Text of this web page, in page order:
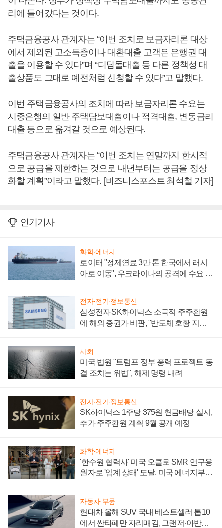
리에 들어갔다는 것이다.
주택금융공사 관계자는 “이번 조치로 보금자리론 대상
에서 제외된 고소득층이나 대환대출 고객은 은행권 대
출을 이용할 수 있다”며 “디딤돌대출 등 다른 정책성 대
출상품도 그대로 예전처럼 신청할 수 있다”고 말했다.
이번 주택금융공사의 조치에 따라 보금자리론 수요는
시중은행의 일반 주택담보대출이나 적격대출, 변동금리
대출 등으로 옮겨갈 것으로 예상된다.
주택금융공사 관계자는 “이번 조치는 연말까지 한시적
으로 공급을 제한하는 것으로 내년부터는 공급을 정상
화할 계획”이라고 말했다. [비즈니스포스트 최석철 기자]
인기기사
화학·에너지
로이터 "정제연료 3만 톤 한국에서 러시
아로 이동", 우크라이나의 공격에 수요 늘
전자·전기·정보통신
삼성전자 SK하이닉스 소극적 주주환원
에 해외 증권가 비판, "반도체 호황 지속
사회
미국 법원 "트럼프 정부 풍력 프로젝트 동
결 조치는 위법", 해제 명령 내려
전자·전기·정보통신
SK하이닉스 1주당 375원 현금배당 실시,
추가 주주환원 계획 9월 공개 예정
화학·에너지
'한수원 협력사' 미국 오클로 SMR 연구용
원자로 '임계 상태' 도달, 미국 에너지부
자동차·부품
현대차 올해 SUV 국내 베스트셀러 톱10
에서 싼타페만 자리매김, 그랜저·아반떼